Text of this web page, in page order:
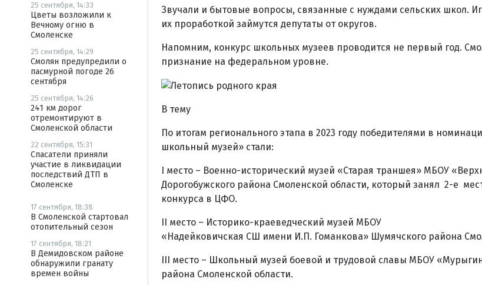
25 сентября, 14:33
Цветы возложили к
Вечному огню в
Смоленске
25 сентября, 14:29
Смолян предупредили о
пасмурной погоде 26
сентября
25 сентября, 14:26
241 км дорог
отремонтируют в
Смоленской области
22 сентября, 15:31
Спасатели приняли
участие в ликвидации
последствий ДТП в
Смоленске
17 сентября, 18:38
В Смоленской стартовал
отопительный сезон
17 сентября, 18:21
В Демидовском районе
обнаружили гранату
времен войны
Звучали и бытовые вопросы, связанные с нуждами сельских школ.
их проработкой займутся депутаты от округов.
Напомним, конкурс школьных музеев проводится не первый год.
признание на федеральном уровне.
В тему
По итогам регионального этапа в 2023 году победителями в
школьный музей» стали:
I место – Военно-исторический музей «Старая траншея» МБОУ
Дорогобужского района Смоленской области, который занял 2-е
конкурса в ЦФО.
II место – Историко-краеведческий музей МБОУ
«Надейковичская СШ имени И.П. Гоманкова» Шумячского района
III место – Школьный музей боевой и трудовой славы МБОУ
района Смоленской области.